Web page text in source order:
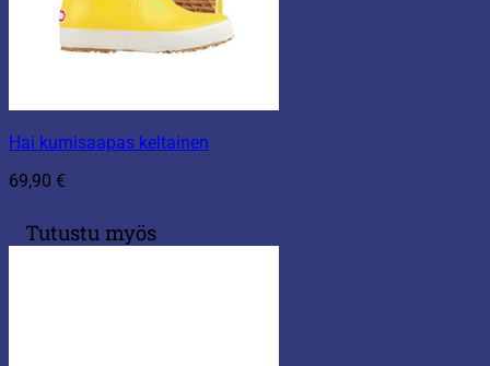
Hai kumisaapas keltainen
69,90 €
Tutustu myös